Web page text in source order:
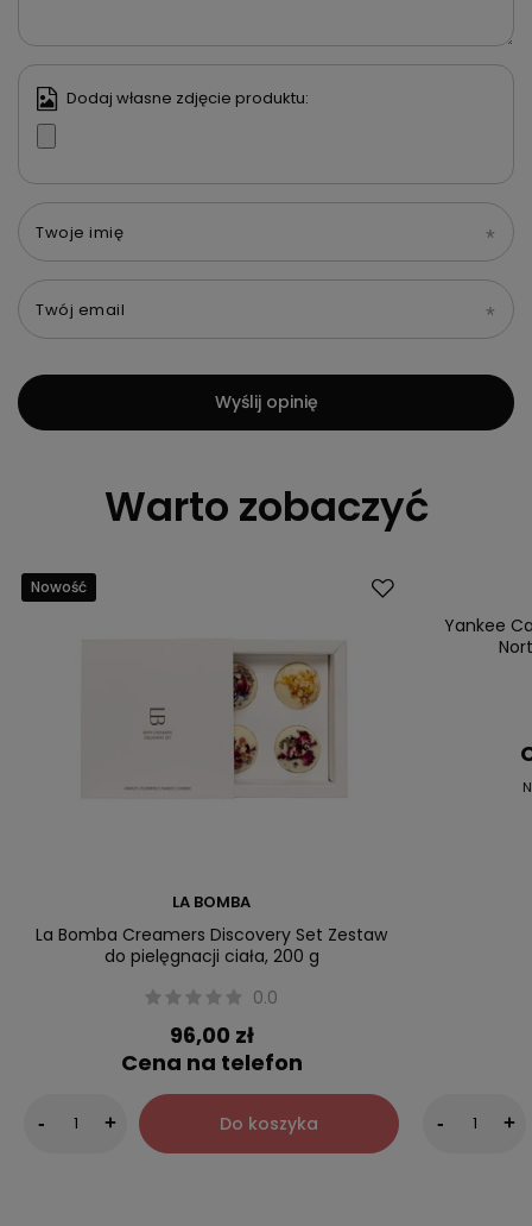
Dodaj własne zdjęcie produktu:
Twoje imię
Twój email
Wyślij opinię
Warto zobaczyć
Nowość
LA BOMBA
La Bomba Creamers Discovery Set Zestaw
do pielęgnacji ciała, 200 g
0.0
96,00 zł
Cena na telefon
- + Do koszyka
Przecena
Yankee
- +